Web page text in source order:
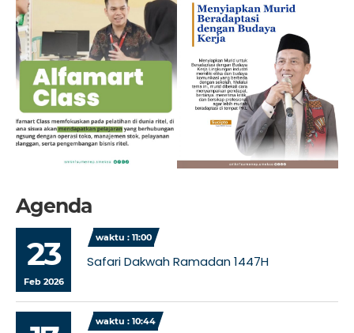
Agenda
23
Feb 2026
waktu : 11:00
Safari Dakwah Ramadan 1447H
waktu : 10:44